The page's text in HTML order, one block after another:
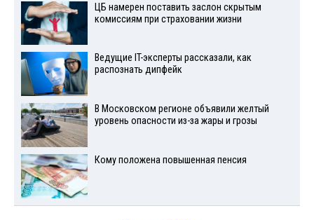
ЦБ намерен поставить заслон скрытым
комиссиям при страховании жизни
Ведущие IT-эксперты рассказали, как
распознать дипфейк
В Московском регионе объявили желтый
уровень опасности из-за жары и грозы
Кому положена повышенная пенсия